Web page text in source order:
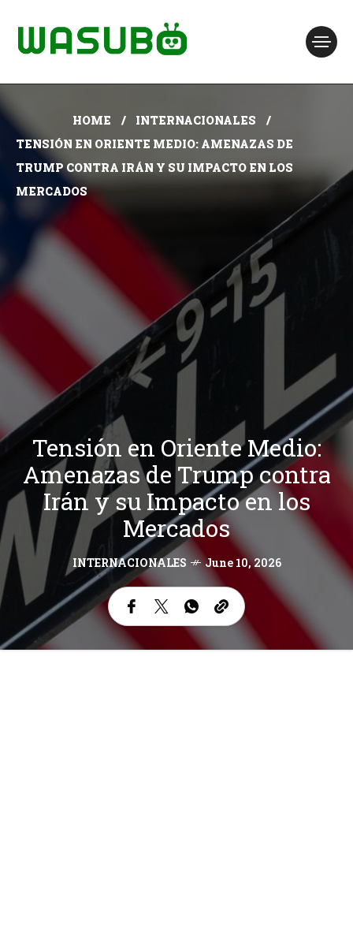
HOME
INTERNACIONALES
TENSIÓN EN ORIENTE MEDIO: AMENAZAS DE
TRUMP CONTRA IRÁN Y SU IMPACTO EN LOS
MERCADOS
Tensión en Oriente Medio:
Amenazas de Trump contra
Irán y su Impacto en los
Mercados
INTERNACIONALES June 10, 2026